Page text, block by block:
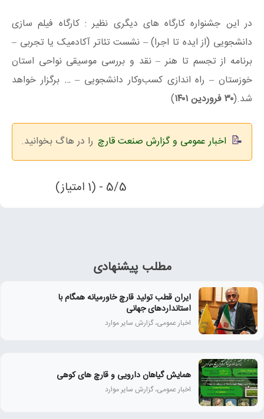
در این جشنواره کارگاه های دیگری نظیر : کارگاه فیلم‌ سازی
دانشجویی (از ایده تا اجرا) – نشست تئاتر آکادمیک یا تجربی –
برنامه از تجسم تا هنر – نقد و بررسی موسیقی نواحی استان
خوزستان – راه‌ اندازی کسب‌وکار دانشجویی – … برگزار خواهد
شد.(۳۰ فروردین ۱۴۰۱ )
اخبار عمومی و گزارش صنعت قارچ را در هاگ بخوانید.
5/5 - (1 امتیاز)
مطلب پیشنهادی
ایران قطب تولید قارچ خاورمیانه همگام با
استانداردهای جهانی
اخبار عمومی، گزارش سایر موارد
همايش گياهان دارويی و قارچ‌ های كوهی
اخبار عمومی، گزارش سایر موارد